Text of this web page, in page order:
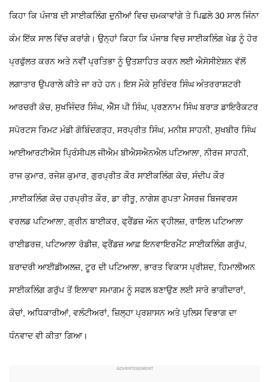
ਕਿਹਾ ਕਿ ਪੰਜਾਬ ਦੀ ਸਾਈਕਲਿੰਗ ਦੁਨੀਆਂ ਵਿਚ ਚਮਕਾਵਾਂਗੇ ਤੇ ਪਿਛਲੇ 30 ਸਾਲ ਜਿੰਨਾ
ਕੰਮ ਇੱਕ ਸਾਲ ਵਿੱਚ ਕਰਾਂਗੇ। ਉਨ੍ਹਾਂ ਕਿਹਾ ਕਿ ਪੰਜਾਬ ਵਿਚ ਸਾਈਕਲਿੰਗ ਖੇਡ ਨੂੰ ਹੋਰ
ਪ੍ਰਫੁੱਲਤ ਕਰਨ ਅਤੇ ਨਵੀਂ ਪ੍ਰਤਿਭਾ ਨੂੰ ਉਤਸ਼ਾਹਿਤ ਕਰਨ ਲਈ ਐਸੋਸੀਏਸ਼ਨ ਵੱਲੋਂ
ਲਗਾਤਾਰ ਉਪਰਾਲੇ ਕੀਤੇ ਜਾ ਰਹੇ ਹਨ। ਇਸ ਮੌਕੇ ਸੁਰਿੰਦਰ ਸਿੰਘ ਅੰਤਰਰਾਸ਼ਟਰੀ
ਆਰਚਰੀ ਕੋਚ, ਸੁਖਜਿੰਦਰ ਸਿੰਘ, ਐੱਸ ਪੀ ਸਿੰਘ, ਪ੍ਰਣਨਾਮ ਸਿੰਘ ਬਰਾੜ ਡਾਇਰੈਕਟਰ
ਸਪੋਰਟਸ ਰਿਮਟ ਮੰਡੀ ਗੋਬਿੰਦਗੜ੍ਹ, ਸਰਪ੍ਰੀਤ ਸਿੰਘ, ਮਨੀਸ਼ ਸਾਹਨੀ, ਸੁਖਬੀਰ ਸਿੰਘ
ਆਈਆਰਟੀਐਸ ਪ੍ਰਿੰਸੀਪਲ ਜੀਐਮ ਬੀਐਸਐਨਐਲ ਪਟਿਆਲਾ, ਨੀਰਜ ਸਾਹਨੀ,
ਰਾਜ ਕੁਮਾਰ, ਰਜੇਸ਼ ਕੁਮਾਰ, ਗੁਰਪ੍ਰੀਤ ਕੌਰ ਸਾਈਕਲਿੰਗ ਕੋਚ, ਸੰਦੀਪ ਕੌਰ
,ਸਾਈਕਲਿੰਗ ਕੋਚ ਹਰਪ੍ਰੀਤ ਕੌਰ, ਡਾ ਰੀਤੂ, ਨਾਗੇਸ਼ ਗੁਪਤਾ ਮੈਸਰਜ਼ ਬਿਜਵਰਸ
ਵਰਲਡ ਪਟਿਆਲਾ, ਗ੍ਰੀਨ ਬਾਈਕਰ, ਫ੍ਰੈਂਡਜ਼ ਔਨ ਵ੍ਹੀਲਜ਼, ਰਾਇਲ ਪਟਿਆਲਾ
ਰਾਈਡਰਜ਼, ਪਟਿਆਲਾ ਰੋਡੀਜ਼, ਫ੍ਰੈਂਡਜ਼ ਆਫ਼ ਇਨਵਾਇਰਮੈਂਟ ਸਾਈਕਲਿੰਗ ਗਰੁੱਪ,
ਬਰਾਦਰੀ ਆਈਡੀਅਲਜ਼, ਟੂਰ ਦੀ ਪਟਿਆਲਾ, ਭਾਰਤ ਵਿਕਾਸ ਪ੍ਰੀਸ਼ਦ, ਹਿਮਾਲੀਅਨ
ਸਾਈਕਲਿੰਗ ਗਰੁੱਪ ਤੋਂ ਇਲਾਵਾ ਸਮਾਗਮ ਨੂੰ ਸਫਲ ਬਣਾਉਣ ਲਈ ਸਾਰੇ ਭਾਗੀਦਾਰਾਂ,
ਕੋਚਾਂ, ਅਧਿਕਾਰੀਆਂ, ਵਲੰਟੀਅਰਾਂ, ਜ਼ਿਲ੍ਹਾ ਪ੍ਰਸ਼ਾਸਨ ਅਤੇ ਪੁਲਿਸ ਵਿਭਾਗ ਦਾ
ਧੰਨਵਾਦ ਵੀ ਕੀਤਾ ਗਿਆ।